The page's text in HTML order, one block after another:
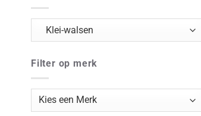
Filter op merk